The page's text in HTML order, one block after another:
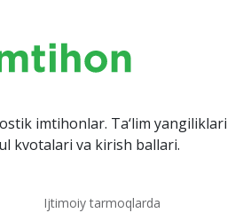
imtihonlar. Ta‘lim yangiliklari
kvotalari va kirish ballari.
Ijtimoiy tarmoqlarda